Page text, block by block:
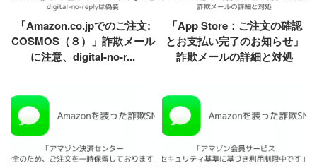
「Amazon.co.jpでのご注文:
COSMOS（８）」詐欺メール
に注意、digital-no-r...
「App Store：ご注文の確認
とお支払い完了のお知らせ」
詐欺メールの詳細と対処